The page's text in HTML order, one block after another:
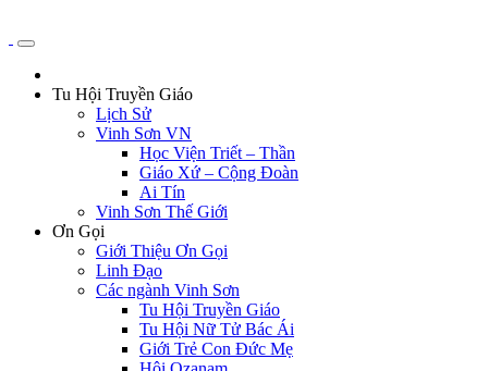
Tu Hội Truyền Giáo
Lịch Sử
Vinh Sơn VN
Học Viện Triết – Thần
Giáo Xứ – Cộng Đoàn
Ai Tín
Vinh Sơn Thế Giới
Ơn Gọi
Giới Thiệu Ơn Gọi
Linh Đạo
Các ngành Vinh Sơn
Tu Hội Truyền Giáo
Tu Hội Nữ Tử Bác Ái
Giới Trẻ Con Đức Mẹ